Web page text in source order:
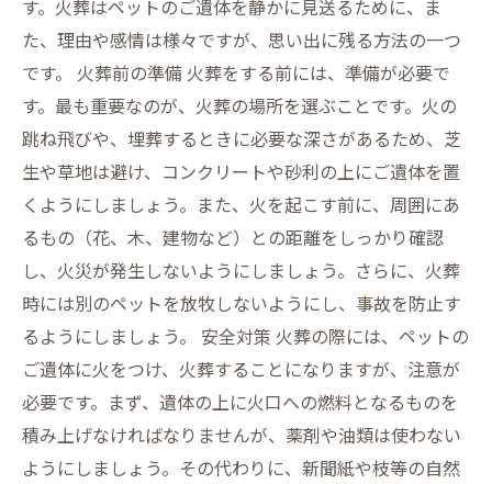
す。火葬はペットのご遺体を静かに見送るために、ま
た、理由や感情は様々ですが、思い出に残る方法の一つ
です。 火葬前の準備 火葬をする前には、準備が必要で
す。最も重要なのが、火葬の場所を選ぶことです。火の
跳ね飛びや、埋葬するときに必要な深さがあるため、芝
生や草地は避け、コンクリートや砂利の上にご遺体を置
くようにしましょう。また、火を起こす前に、周囲にあ
るもの（花、木、建物など）との距離をしっかり確認
し、火災が発生しないようにしましょう。さらに、火葬
時には別のペットを放牧しないようにし、事故を防止す
るようにしましょう。 安全対策 火葬の際には、ペットの
ご遺体に火をつけ、火葬することになりますが、注意が
必要です。まず、遺体の上に火口への燃料となるものを
積み上げなければなりませんが、薬剤や油類は使わない
ようにしましょう。その代わりに、新聞紙や枝等の自然